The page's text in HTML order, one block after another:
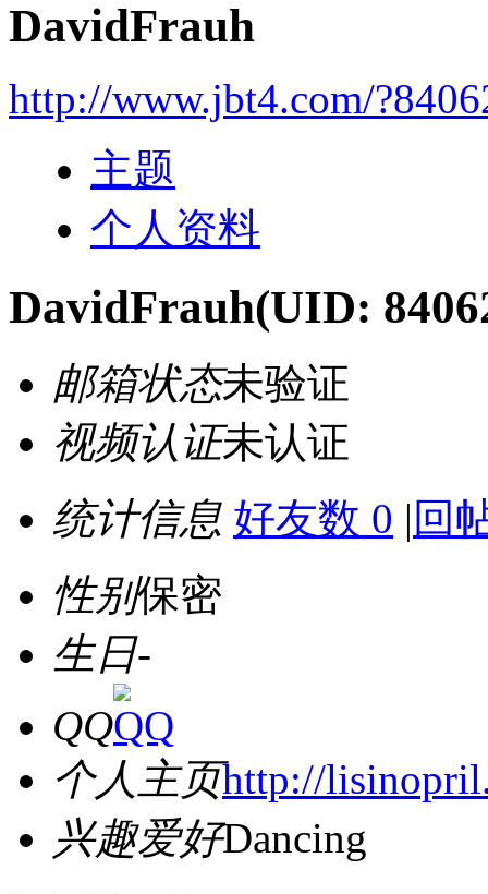
DavidFrauh
http://www.jbt4.com/
主题
个人资料
DavidFrauh(UID:
邮箱状态未验证
视频认证未认证
统计信息 好友数 0 | 回
性别保密
生日-
QQ
个人主页http://
兴趣爱好Dancing